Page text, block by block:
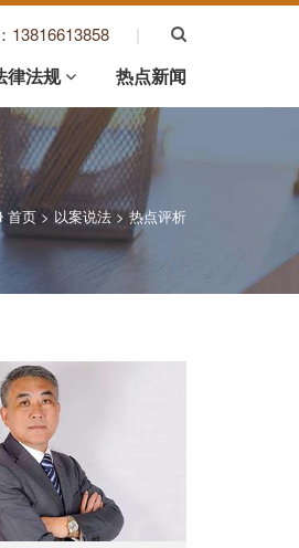
13816613858 |
律法规 热点新闻
首页 >以案说法>热点评析